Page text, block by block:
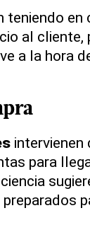
teniendo en
al cliente,
a la hora
intervienen
para